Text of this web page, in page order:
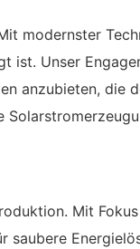
modernster
ist. Unser
anzubieten, die
Mit